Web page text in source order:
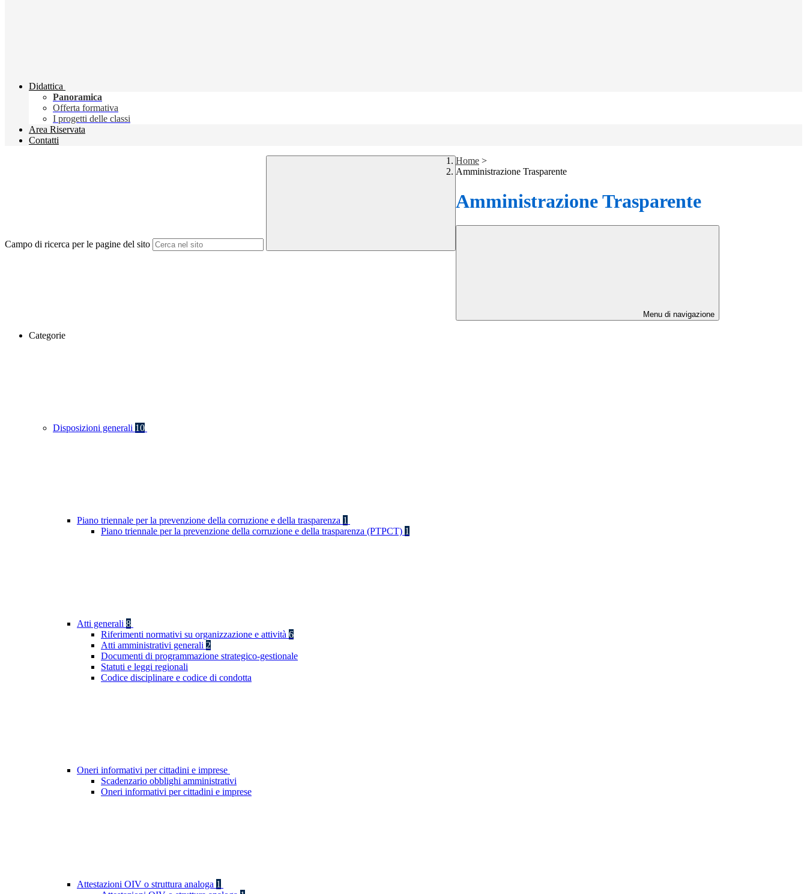
Didattica
Panoramica
Offerta formativa
I progetti delle classi
Area Riservata
Contatti
Campo di ricerca per le pagine del sito
Home >
Amministrazione Trasparente
Amministrazione Trasparente
Menu di navigazione
Categorie
Disposizioni generali 10
Piano triennale per la prevenzione della corruzione e della trasparenza 1
Piano triennale per la prevenzione della corruzione e della trasparenza (PTPCT) 1
Atti generali 8
Riferimenti normativi su organizzazione e attività 6
Atti amministrativi generali 2
Documenti di programmazione strategico-gestionale
Statuti e leggi regionali
Codice disciplinare e codice di condotta
Oneri informativi per cittadini e imprese
Scadenzario obblighi amministrativi
Oneri informativi per cittadini e imprese
Attestazioni OIV o struttura analoga 1